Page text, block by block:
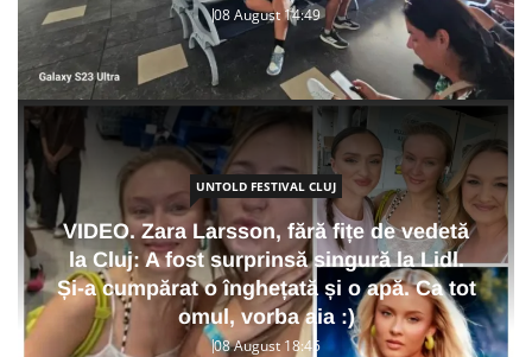
08 August 14:49
UNTOLD FESTIVAL CLUJ
VIDEO. Zara Larsson, fără fițe de vedetă
la Cluj: A fost surprinsă singură la Lidl.
Și-a cumpărat o înghețată și o apă. Ca tot
omul, vorba aia :)
08 August 18:45